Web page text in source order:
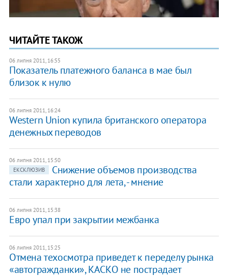
ЧИТАЙТЕ ТАКОЖ
06 липня 2011, 16:55
Показатель платежного баланса в мае был
близок к нулю
06 липня 2011, 16:24
Western Union купила британского оператора
денежных переводов
06 липня 2011, 15:50
ЕКСКЛЮЗИВ
Снижение объемов производства
стали характерно для лета, - мнение
06 липня 2011, 15:38
Евро упал при закрытии межбанка
06 липня 2011, 15:25
Отмена техосмотра приведет к переделу рынка
«автогражданки», КАСКО не пострадает